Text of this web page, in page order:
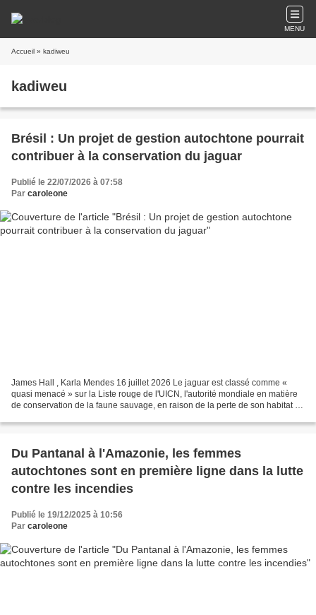
MENU
Accueil » kadiweu
kadiweu
Brésil : Un projet de gestion autochtone pourrait
contribuer à la conservation du jaguar
Publié le 22/07/2026 à 07:58
Par caroleone
James Hall , Karla Mendes 16 juillet 2026 Le jaguar est classé comme «
quasi menacé » sur la Liste rouge de l'UICN, l'autorité mondiale en matière
de conservation de la faune sauvage, en raison de la perte de son habitat et
Du Pantanal à l'Amazonie, les femmes
autochtones sont en première ligne dans la lutte
contre les incendies
Publié le 19/12/2025 à 10:56
Par caroleone